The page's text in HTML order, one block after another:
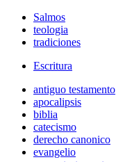
Salmos
teologia
tradiciones
Escritura
antiguo testamento
apocalipsis
biblia
catecismo
derecho canonico
evangelio